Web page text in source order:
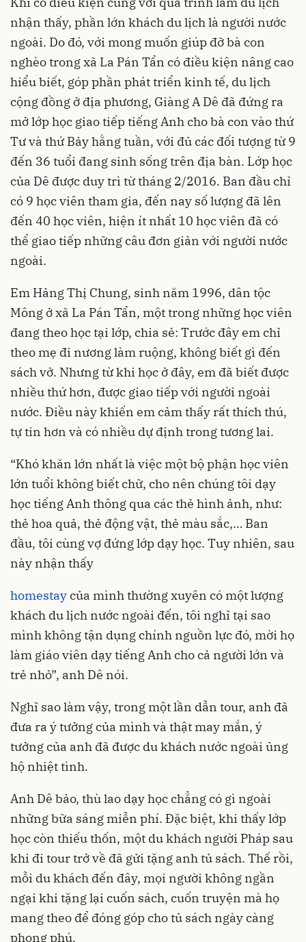
nhận thấy, phần lớn khách du lịch là người nước
ngoài. Do đó, với mong muốn giúp đỡ bà con
nghèo trong xã La Pán Tẩn có điều kiện nâng cao
hiểu biết, góp phần phát triển kinh tế, du lịch
cộng đồng ở địa phương, Giàng A Dê đã đứng ra
mở lớp học giao tiếp tiếng Anh cho bà con vào thứ
Tư và thứ Bảy hằng tuần, với đủ các đối tượng từ 9
đến 36 tuổi đang sinh sống trên địa bàn. Lớp học
của Dê được duy trì từ tháng 2/2016. Ban đầu chỉ
có 9 học viên tham gia, đến nay số lượng đã lên
đến 40 học viên, hiện ít nhất 10 học viên đã có
thể giao tiếp những câu đơn giản với người nước
ngoài.
Em Hảng Thị Chung, sinh năm 1996, dân tộc
Mông ở xã La Pán Tẩn, một trong những học viên
đang theo học tại lớp, chia sẻ: Trước đây em chỉ
theo mẹ đi nương làm ruộng, không biết gì đến
sách vở. Nhưng từ khi học ở đây, em đã biết được
nhiều thứ hơn, được giao tiếp với người ngoài
nước. Điều này khiến em cảm thấy rất thích thú,
tự tin hơn và có nhiều dự định trong tương lai.
“Khó khăn lớn nhất là việc một bộ phận học viên
lớn tuổi không biết chữ, cho nên chúng tôi dạy
học tiếng Anh thông qua các thẻ hình ảnh, như:
thẻ hoa quả, thẻ động vật, thẻ màu sắc,… Ban
đầu, tôi cùng vợ đứng lớp dạy học. Tuy nhiên, sau
này nhận thấy
homestaycủa mình thường xuyên có một lượng
khách du lịch nước ngoài đến, tôi nghĩ tại sao
mình không tận dụng chính nguồn lực đó, mời họ
làm giáo viên dạy tiếng Anh cho cả người lớn và
trẻ nhỏ”, anh Dê nói.
Nghĩ sao làm vậy, trong một lần dẫn tour, anh đã
đưa ra ý tưởng của mình và thật may mắn, ý
tưởng của anh đã được du khách nước ngoài ủng
hộ nhiệt tình.
Anh Dê bảo, thù lao dạy học chẳng có gì ngoài
những bữa sáng miễn phí. Đặc biệt, khi thấy lớp
học còn thiếu thốn, một du khách người Pháp sau
khi đi tour trở về đã gửi tặng anh tủ sách. Thế rồi,
mỗi du khách đến đây, mọi người không ngần
ngại khi tặng lại cuốn sách, cuốn truyện mà họ
mang theo để đóng góp cho tủ sách ngày càng
phong phú.